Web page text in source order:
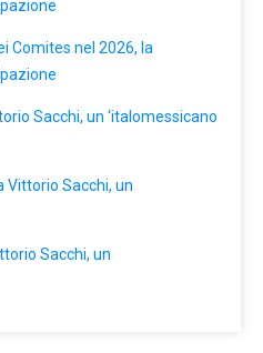
Comites nel 2026, la
Sacchi, un ‘italomessicano
Vittorio Sacchi, un
Sacchi, un